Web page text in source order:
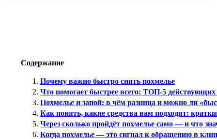
Содержание
Почему важно быстро снять похмелье
Что помогает быстрее всего: ТОП-5
Похмелье и запой: в чём разница и можно ли
Как понять, какие средства вам подходят:
Через сколько пройдёт похмелье само — и что
Когда похмелье — это сигнал к обращению в